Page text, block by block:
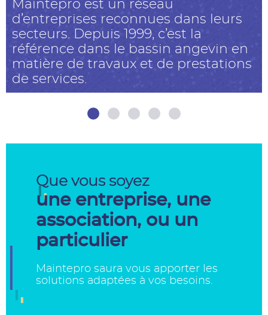
Maintepro est un réseau
d’entreprises reconnues dans leurs
secteurs. Depuis 1999, c’est la
référence dans le bassin angevin en
matière de travaux et de prestations
de services.
Que vous soyez
une entreprise, une
association, ou un
particulier
Maintepro saura vous apporter les
solutions adaptées à vos besoins.